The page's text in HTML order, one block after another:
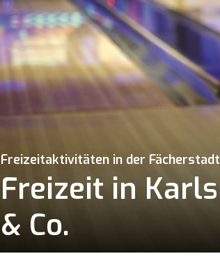
Freizeitaktivitäten in der Fächerstadt
Freizeit in
& Co.